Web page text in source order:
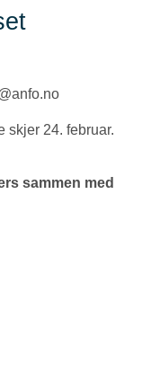
skjer 24. februar.
sammen med